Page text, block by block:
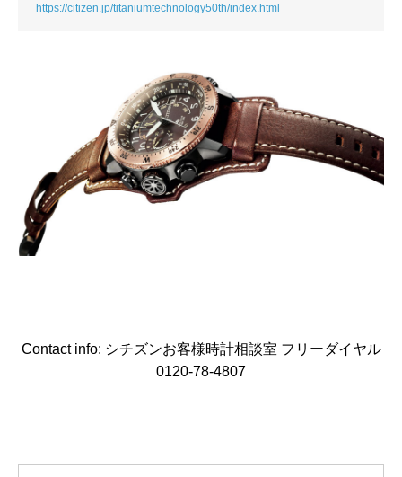
https://citizen.jp/titaniumtechnology50th/index.html
Contact info: シチズンお客様時計相談室 フリーダイヤル
0120-78-4807